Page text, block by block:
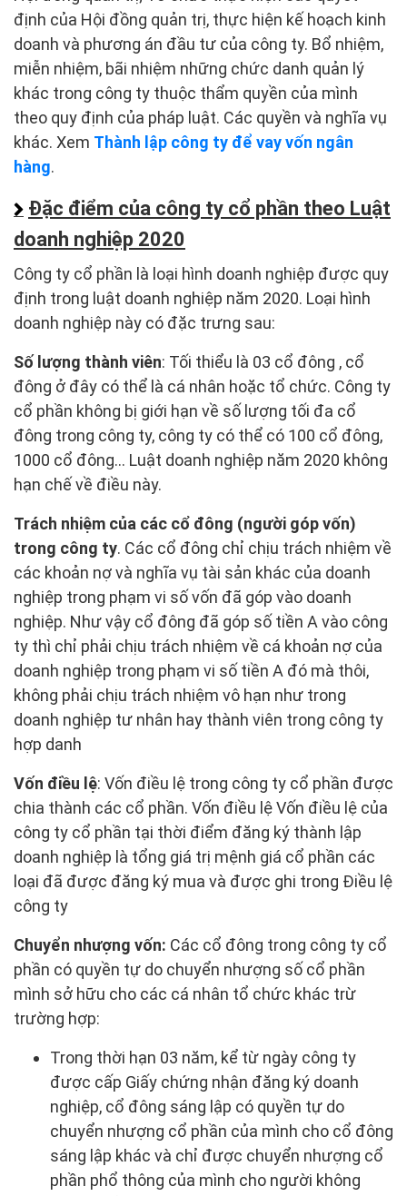
định của Hội đồng quản trị, thực hiện kế hoạch kinh
doanh và phương án đầu tư của công ty. Bổ nhiệm,
miễn nhiệm, bãi nhiệm những chức danh quản lý
khác trong công ty thuộc thẩm quyền của mình
theo quy định của pháp luật. Các quyền và nghĩa vụ
khác. Xem Thành lập công ty để vay vốn ngân
hàng.
Đặc điểm của công ty cổ phần theo Luật
doanh nghiệp 2020
Công ty cổ phần là loại hình doanh nghiệp được quy
định trong luật doanh nghiệp năm 2020. Loại hình
doanh nghiệp này có đặc trưng sau:
Số lượng thành viên: Tối thiểu là 03 cổ đông , cổ
đông ở đây có thể là cá nhân hoặc tổ chức. Công ty
cổ phần không bị giới hạn về số lượng tối đa cổ
đông trong công ty, công ty có thể có 100 cổ đông,
1000 cổ đông… Luật doanh nghiệp năm 2020 không
hạn chế về điều này.
Trách nhiệm của các cổ đông (người góp vốn)
trong công ty. Các cổ đông chỉ chịu trách nhiệm về
các khoản nợ và nghĩa vụ tài sản khác của doanh
nghiệp trong phạm vi số vốn đã góp vào doanh
nghiệp. Như vậy cổ đông đã góp số tiền A vào công
ty thì chỉ phải chịu trách nhiệm về cá khoản nợ của
doanh nghiệp trong phạm vi số tiền A đó mà thôi,
không phải chịu trách nhiệm vô hạn như trong
doanh nghiệp tư nhân hay thành viên trong công ty
hợp danh
Vốn điều lệ: Vốn điều lệ trong công ty cổ phần được
chia thành các cổ phần. Vốn điều lệ Vốn điều lệ của
công ty cổ phần tại thời điểm đăng ký thành lập
doanh nghiệp là tổng giá trị mệnh giá cổ phần các
loại đã được đăng ký mua và được ghi trong Điều lệ
công ty
Chuyển nhượng vốn: Các cổ đông trong công ty cổ
phần có quyền tự do chuyển nhượng số cổ phần
mình sở hữu cho các cá nhân tổ chức khác trừ
trường hợp:
Trong thời hạn 03 năm, kể từ ngày công ty
được cấp Giấy chứng nhận đăng ký doanh
nghiệp, cổ đông sáng lập có quyền tự do
chuyển nhượng cổ phần của mình cho cổ đông
sáng lập khác và chỉ được chuyển nhượng cổ
phần phổ thông của mình cho người không